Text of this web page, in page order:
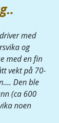
med
og
med en fin
vekt på 70-
Den ble
(ca 600
noen